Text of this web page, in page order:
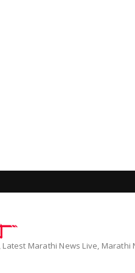
Marathi News Live, Marathi